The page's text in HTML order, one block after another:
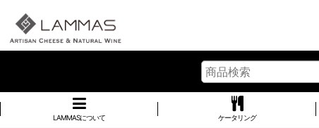
LAMMASについて ケータリング